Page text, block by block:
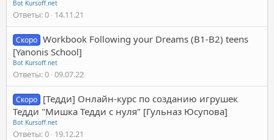
Bot Kursoff.net
Ответы 0 14.11.21
Скоро Workbook Following your Dreams (B1-B2) teens
[Yanonis School]
Bot Kursoff.net
Ответы 0 09.07.22
Скоро [Тедди] Онлайн-курс по созданию игрушек
Тедди "Мишка Тедди с нуля" [Гульназ Юсупова]
Bot Kursoff.net
Ответы 0 19.12.21